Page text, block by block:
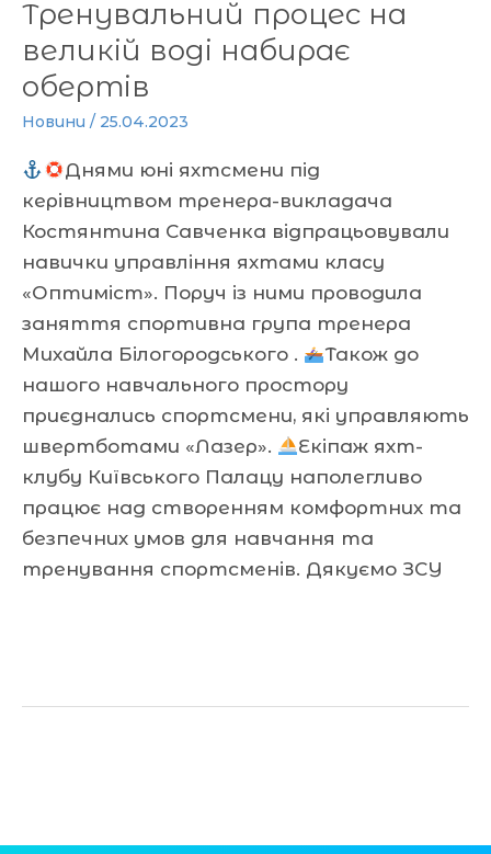
Тренувальний процес на
великій воді набирає
обертів
Новини / 25.04.2023
Днями юні яхтсмени під
керівництвом тренера-викладача
Костянтина Савченка відпрацьовували
навички управління яхтами класу
«Оптиміст». Поруч із ними проводила
заняття спортивна група тренера
Михайла Білогородського .
Також до
нашого навчального простору
приєднались спортсмени, які управляють
швертботами «Лазер».
Екіпаж яхт-
клубу Київського Палацу наполегливо
працює над створенням комфортних та
безпечних умов для навчання та
тренування спортсменів. Дякуємо ЗСУ